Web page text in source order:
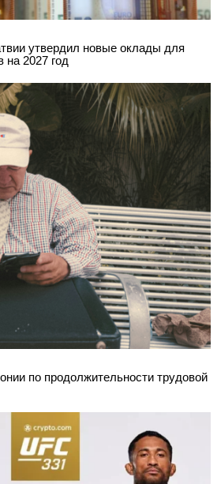
утвердил новые оклады для
на 2027 год
по продолжительности трудовой